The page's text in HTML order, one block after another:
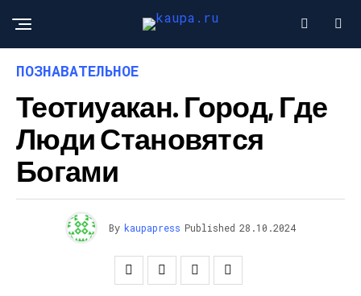
ПОЗНАВАТЕЛЬНОЕ
Теотиуакан. Город, Где
Люди Становятся
Богами
By kaupapress Published 28.10.2024